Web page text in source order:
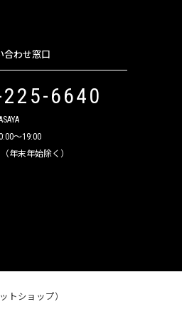
合わせ窓口
6640
～19:00
年末年始除く）
トショップ）